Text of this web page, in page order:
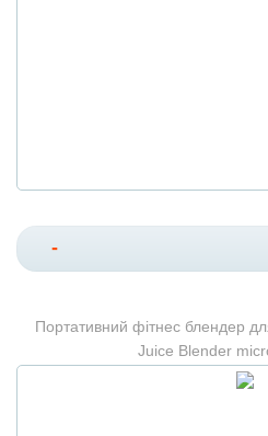
-
Портативний фітнес блендер
Juice Blender